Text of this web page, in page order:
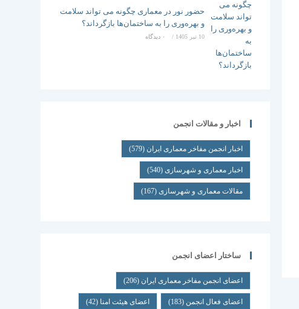
حضور نور در معماری چگونه می تواند سلامت
و بهره‌وری را به ساختمان‌ها بازگرداند؟
10 تیر 1405 / ۰ دیدگاه
اخبار و مقالات انجمن
اخبار انجمن مفاخر معماری ایران (579)
اخبار معماری و شهرسازی(540)
مقالات معماری و شهرسازی(167)
ساختار اعضای انجمن
اعضای انجمن مفاخر معماری ایران (206)
اعضای فعال انجمن (183) اعضای هیئت امنا (42)